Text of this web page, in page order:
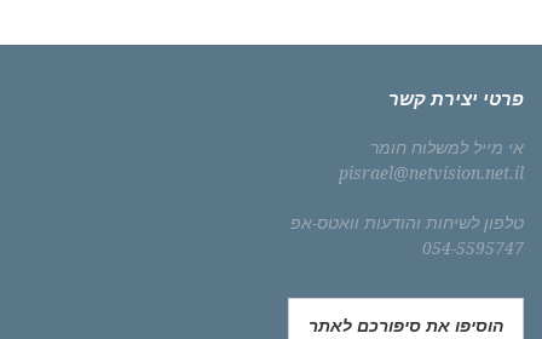
פרטי יצירת קשר
אי מייל למשלוח חומר
pisrael@netvision.net.il
טלפון לשיחות והודעות וואטס-אפ
054-5595747
הוסיפו את סיפורכם לאתר